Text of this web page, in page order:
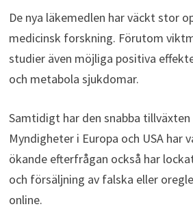
De nya läkemedlen har väckt stor
medicinsk forskning. Förutom
studier även möjliga positiva
och metabola sjukdomar.
Samtidigt har den snabba
Myndigheter i Europa och USA har
ökande efterfrågan också har
och försäljning av falska eller
online.